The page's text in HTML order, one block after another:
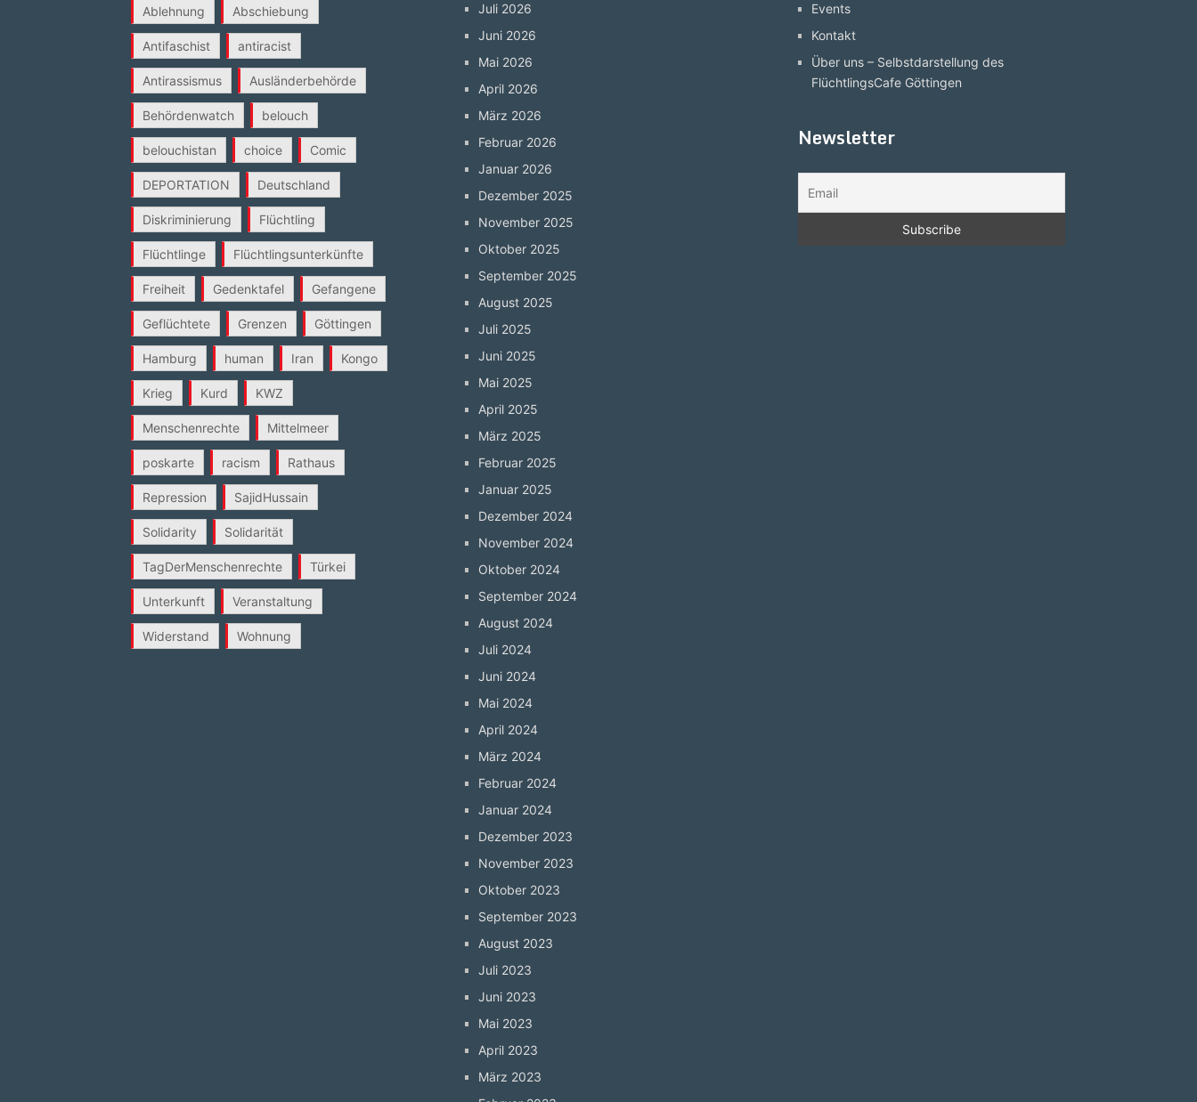
Ablehnung Abschiebung
Antifaschist antiracist
Antirassismus Ausländerbehörde
Behördenwatch belouch
belouchistan choice Comic
DEPORTATION Deutschland
Diskriminierung Flüchtling
Flüchtlinge Flüchtlingsunterkünfte
Freiheit Gedenktafel Gefangene
Geflüchtete Grenzen Göttingen
Hamburg human Iran Kongo
Krieg Kurd KWZ
Menschenrechte Mittelmeer
poskarte racism Rathaus
Repression SajidHussain
Solidarity Solidarität
TagDerMenschenrechte Türkei
Unterkunft Veranstaltung
Widerstand Wohnung
Juli 2026
Juni 2026
Mai 2026
April 2026
März 2026
Februar 2026
Januar 2026
Dezember 2025
November 2025
Oktober 2025
September 2025
August 2025
Juli 2025
Juni 2025
Mai 2025
April 2025
März 2025
Februar 2025
Januar 2025
Dezember 2024
November 2024
Oktober 2024
September 2024
August 2024
Juli 2024
Juni 2024
Mai 2024
April 2024
März 2024
Februar 2024
Januar 2024
Dezember 2023
November 2023
Oktober 2023
September 2023
August 2023
Juli 2023
Juni 2023
Mai 2023
April 2023
März 2023
Events
Kontakt
Über uns – Selbstdarstellung des
FlüchtlingsCafe Göttingen
Newsletter